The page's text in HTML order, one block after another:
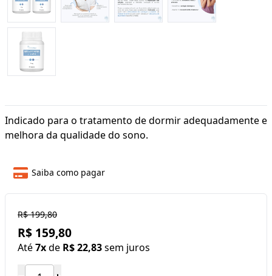
Indicado para o tratamento de dormir adequadamente e
melhora da qualidade do sono.
Saiba como pagar
R$ 199,80
R$ 159,80
Até7xde R$ 22,83sem juros